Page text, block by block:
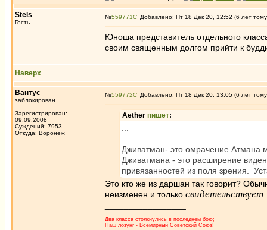
Stels
Гость
№559771 Добавлено: Пт 18 Дек 20, 12:52 (6 лет
Юноша представитель отдельного
своим священным долгом прийти к
Наверх
Вантус
заблокирован
Зарегистрирован:
09.09.2008
Суждений: 7953
Откуда: Воронеж
№559772 Добавлено: Пт 18 Дек 20, 13:05 (6 лет
Aether пишет:
Дживатман- это омрачение Атмана
Дживатмана - это расширение
привязанностей из поля зрения.
Это кто же из даршан так говорит?
неизменен и только свидетельствует
Два класса столкнулись в последнем бою;
Наш лозунг - Всемирный Советский Союз!